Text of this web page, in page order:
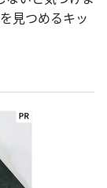
見つめるキッ